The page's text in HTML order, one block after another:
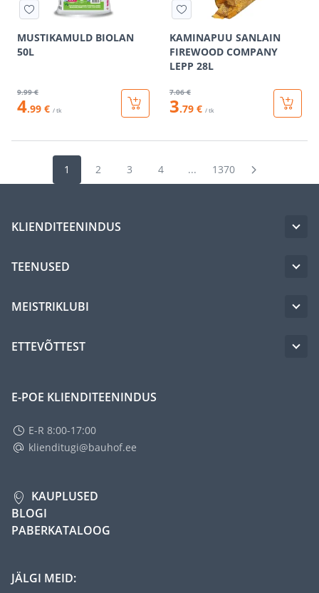
MUSTIKAMULD BIOLAN
50L
9.99 €
4.99 € / tk
KAMINAPUU SANLAIN
FIREWOOD COMPANY
LEPP 28L
7.06 €
3.79 € / tk
1 2 3 4 ... 1370
KLIENDITEENINDUS
TEENUSED
MEISTRIKLUBI
ETTEVÕTTEST
E-POE KLIENDITEENINDUS
E-R 8:00-17:00
klienditugi@bauhof.ee
KAUPLUSED
BLOGI
PABERKATALOOG
JÄLGI MEID: